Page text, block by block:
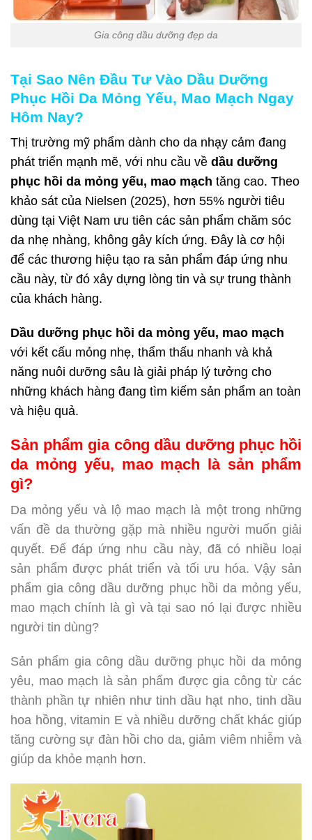
Gia công dầu dưỡng đẹp da
Tại Sao Nên Đầu Tư Vào Dầu Dưỡng
Phục Hồi Da Mỏng Yếu, Mao Mạch Ngay
Hôm Nay?
Thị trường mỹ phẩm dành cho da nhạy cảm đang
phát triển mạnh mẽ, với nhu cầu về dầu dưỡng
phục hồi da mỏng yếu, mao mạch tăng cao. Theo
khảo sát của Nielsen (2025), hơn 55% người tiêu
dùng tại Việt Nam ưu tiên các sản phẩm chăm sóc
da nhẹ nhàng, không gây kích ứng. Đây là cơ hội
để các thương hiệu tạo ra sản phẩm đáp ứng nhu
cầu này, từ đó xây dựng lòng tin và sự trung thành
của khách hàng.
Dầu dưỡng phục hồi da mỏng yếu, mao mạch
với kết cấu mỏng nhẹ, thẩm thấu nhanh và khả
năng nuôi dưỡng sâu là giải pháp lý tưởng cho
những khách hàng đang tìm kiếm sản phẩm an toàn
và hiệu quả.
Sản phẩm gia công dầu dưỡng phục hồi
da mỏng yếu, mao mạch là sản phẩm
gì?
Da mỏng yếu và lộ mao mạch là một trong những
vấn đề da thường gặp mà nhiều người muốn giải
quyết. Để đáp ứng nhu cầu này, đã có nhiều loại
sản phẩm được phát triển và tối ưu hóa. Vậy sản
phẩm gia công dầu dưỡng phục hồi da mỏng yếu,
mao mạch chính là gì và tại sao nó lại được nhiều
người tin dùng?
Sản phẩm gia công dầu dưỡng phục hồi da mỏng
yêu, mao mạch là sản phẩm được gia công từ các
thành phần tự nhiên như tinh dầu hạt nho, tinh dầu
hoa hồng, vitamin E và nhiều dưỡng chất khác giúp
tăng cường sự đàn hồi cho da, giảm viêm nhiễm và
giúp da khỏe mạnh hơn.